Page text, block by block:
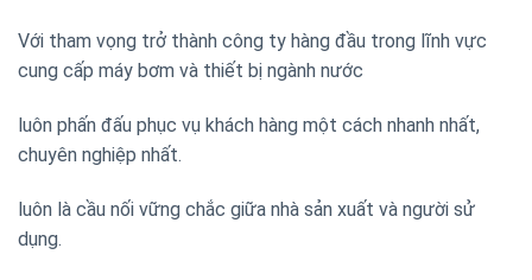
Với tham vọng trở thành công ty hàng đầu trong lĩnh vực
cung cấp máy bơm và thiết bị ngành nước
luôn phấn đấu phục vụ khách hàng một cách nhanh nhất,
chuyên nghiệp nhất.
luôn là cầu nối vững chắc giữa nhà sản xuất và người sử
dụng.